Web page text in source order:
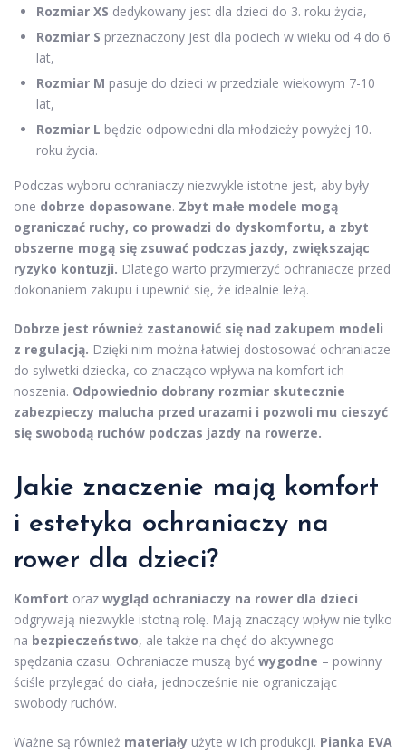
Rozmiar XS dedykowany jest dla dzieci do 3. roku życia,
Rozmiar S przeznaczony jest dla pociech w wieku od 4 do 6
lat,
Rozmiar M pasuje do dzieci w przedziale wiekowym 7-10
lat,
Rozmiar L będzie odpowiedni dla młodzieży powyżej 10.
roku życia.
Podczas wyboru ochraniaczy niezwykle istotne jest, aby były
one dobrze dopasowane. Zbyt małe modele mogą
ograniczać ruchy, co prowadzi do dyskomfortu, a zbyt
obszerne mogą się zsuwać podczas jazdy, zwiększając
ryzyko kontuzji. Dlatego warto przymierzyć ochraniacze przed
dokonaniem zakupu i upewnić się, że idealnie leżą.
Dobrze jest również zastanowić się nad zakupem modeli
z regulacją. Dzięki nim można łatwiej dostosować ochraniacze
do sylwetki dziecka, co znacząco wpływa na komfort ich
noszenia. Odpowiednio dobrany rozmiar skutecznie
zabezpieczy malucha przed urazami i pozwoli mu cieszyć
się swobodą ruchów podczas jazdy na rowerze.
Jakie znaczenie mają komfort
i estetyka ochraniaczy na
rower dla dzieci?
Komfort oraz wygląd ochraniaczy na rower dla dzieci
odgrywają niezwykle istotną rolę. Mają znaczący wpływ nie tylko
na bezpieczeństwo, ale także na chęć do aktywnego
spędzania czasu. Ochraniacze muszą być wygodne – powinny
ściśle przylegać do ciała, jednocześnie nie ograniczając
swobody ruchów.
Ważne są również materiały użyte w ich produkcji. Pianka EVA